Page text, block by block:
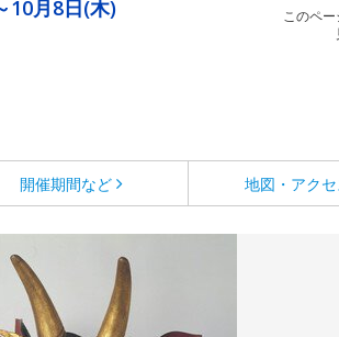
このペ
10月8日(木)
開催期間など 地図・アクセ